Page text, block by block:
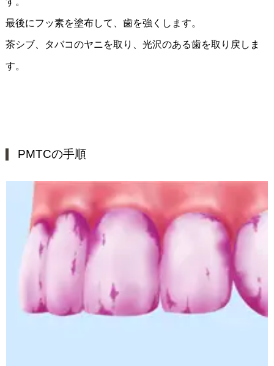
最後にフッ素を塗布して、歯を強くします。
茶シブ、タバコのヤニを取り、光沢のある歯を取り戻しま
す。
PMTCの手順